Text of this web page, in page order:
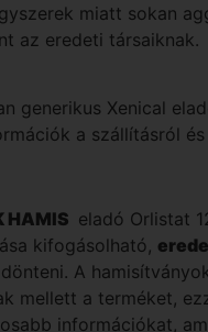
miatt sokan
az eredeti társaiknak.
generikus Xenical
a szállításról
HAMIS eladó Orlistat
kifogásolható,
A
mellett a terméket,
információkat,